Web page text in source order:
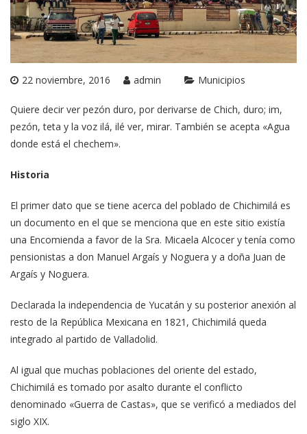
22 noviembre, 2016 admin Municipios
Quiere decir ver pezón duro, por derivarse de Chich, duro; im,
pezón, teta y la voz ilá, ilé ver, mirar. También se acepta «Agua
donde está el chechem».
Historia
El primer dato que se tiene acerca del poblado de Chichimilá es
un documento en el que se menciona que en este sitio existía
una Encomienda a favor de la Sra. Micaela Alcocer y tenía como
pensionistas a don Manuel Argaís y Noguera y a doña Juan de
Argaís y Noguera.
Declarada la independencia de Yucatán y su posterior anexión al
resto de la República Mexicana en 1821, Chichimilá queda
integrado al partido de Valladolid.
Al igual que muchas poblaciones del oriente del estado,
Chichimilá es tomado por asalto durante el conflicto
denominado «Guerra de Castas», que se verificó a mediados del
siglo XIX.